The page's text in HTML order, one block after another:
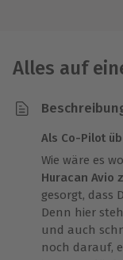
Alles auf
Als Co-Pilot
Wie wäre es
Huracan Avio
gesorgt, dass
Denn hier
und auch
noch darauf,